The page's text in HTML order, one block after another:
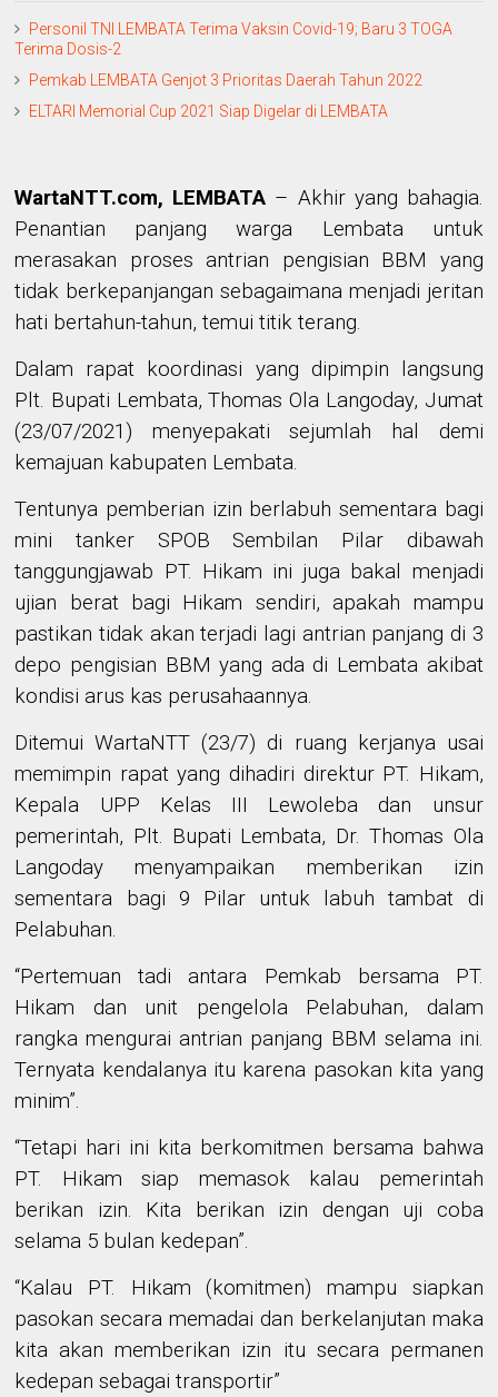
Personil TNI LEMBATA Terima Vaksin Covid-19; Baru 3 TOGA
Terima Dosis-2
Pemkab LEMBATA Genjot 3 Prioritas Daerah Tahun 2022
ELTARI Memorial Cup 2021 Siap Digelar di LEMBATA
WartaNTT.com, LEMBATA – Akhir yang bahagia.
Penantian panjang warga Lembata untuk
merasakan proses antrian pengisian BBM yang
tidak berkepanjangan sebagaimana menjadi jeritan
hati bertahun-tahun, temui titik terang.
Dalam rapat koordinasi yang dipimpin langsung
Plt. Bupati Lembata, Thomas Ola Langoday, Jumat
(23/07/2021) menyepakati sejumlah hal demi
kemajuan kabupaten Lembata.
Tentunya pemberian izin berlabuh sementara bagi
mini tanker SPOB Sembilan Pilar dibawah
tanggungjawab PT. Hikam ini juga bakal menjadi
ujian berat bagi Hikam sendiri, apakah mampu
pastikan tidak akan terjadi lagi antrian panjang di 3
depo pengisian BBM yang ada di Lembata akibat
kondisi arus kas perusahaannya.
Ditemui WartaNTT (23/7) di ruang kerjanya usai
memimpin rapat yang dihadiri direktur PT. Hikam,
Kepala UPP Kelas III Lewoleba dan unsur
pemerintah, Plt. Bupati Lembata, Dr. Thomas Ola
Langoday menyampaikan memberikan izin
sementara bagi 9 Pilar untuk labuh tambat di
Pelabuhan.
“Pertemuan tadi antara Pemkab bersama PT.
Hikam dan unit pengelola Pelabuhan, dalam
rangka mengurai antrian panjang BBM selama ini.
Ternyata kendalanya itu karena pasokan kita yang
minim”.
“Tetapi hari ini kita berkomitmen bersama bahwa
PT. Hikam siap memasok kalau pemerintah
berikan izin. Kita berikan izin dengan uji coba
selama 5 bulan kedepan”.
“Kalau PT. Hikam (komitmen) mampu siapkan
pasokan secara memadai dan berkelanjutan maka
kita akan memberikan izin itu secara permanen
kedepan sebagai transportir”